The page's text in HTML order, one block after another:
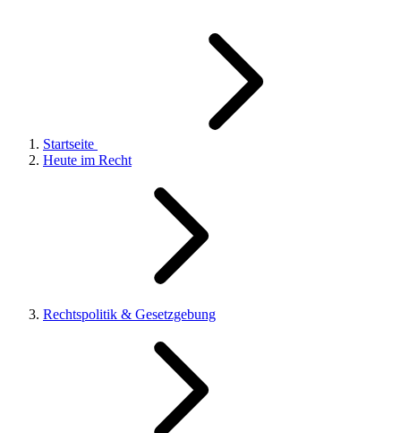
Startseite
Heute im Recht
Rechtspolitik & Gesetzgebung